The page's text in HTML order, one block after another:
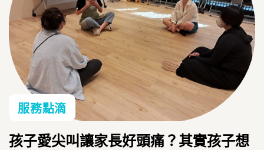
服務點滴
孩子愛尖叫讓家長好頭痛？其實孩子想